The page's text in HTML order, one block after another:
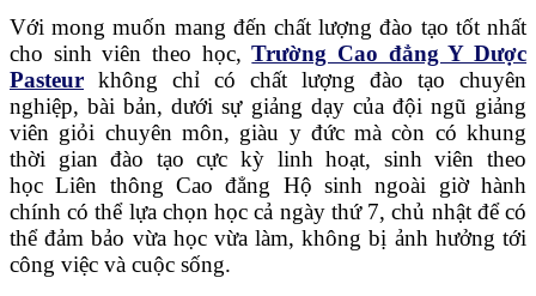
Với mong muốn mang đến chất lượng đào tạo tốt nhất
cho sinh viên theo học,Trường Cao đẳng Y Dược
Pasteur không chỉ có chất lượng đào tạo chuyên
nghiệp, bài bản, dưới sự giảng dạy của đội ngũ giảng
viên giỏi chuyên môn, giàu y đức mà còn có khung
thời gian đào tạo cực kỳ linh hoạt, sinh viên theo
học Liên thông Cao đẳng Hộ sinh ngoài giờ hành
chính có thể lựa chọn học cả ngày thứ 7, chủ nhật để có
thể đảm bảo vừa học vừa làm, không bị ảnh hưởng tới
công việc và cuộc sống.